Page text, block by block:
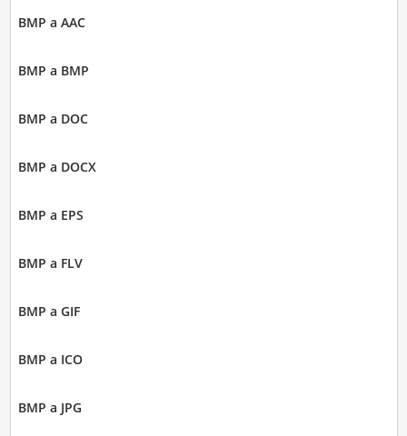
BMP a AAC
BMP a BMP
BMP a DOC
BMP a DOCX
BMP a EPS
BMP a FLV
BMP a GIF
BMP a ICO
BMP a JPG